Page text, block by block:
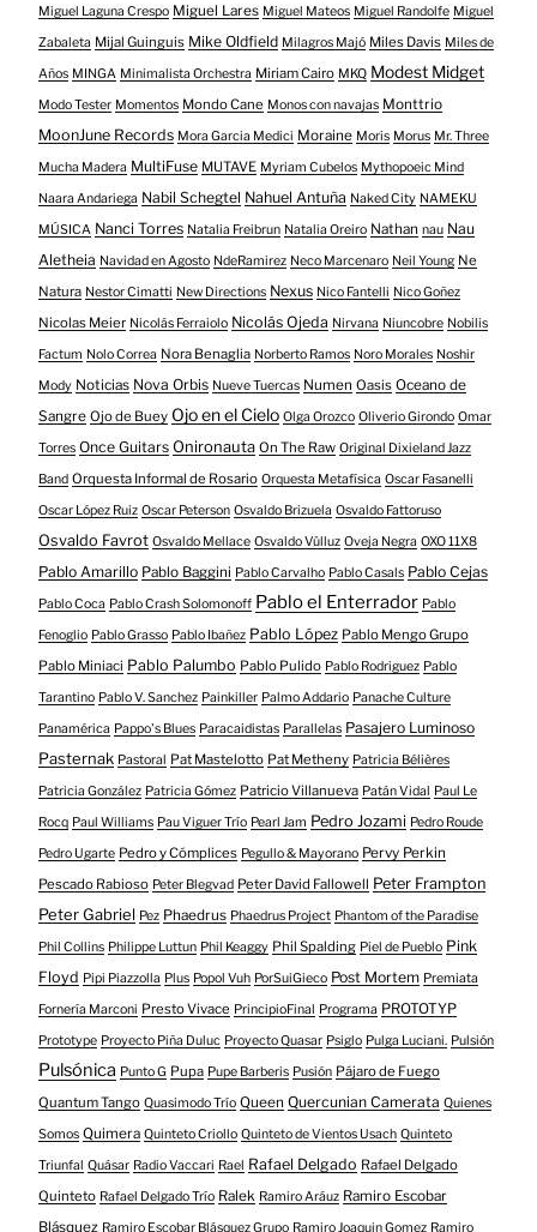
Miguel Laguna Crespo Miguel Lares Miguel Mateos Miguel Randolfe Miguel
Zabaleta Mijal Guinguis Mike Oldfield Milagros Majó Miles Davis Miles de
Años MINGA Minimalista Orchestra Miriam Cairo MKQ Modest Midget
Modo Tester Momentos Mondo Cane Monos con navajas Monttrio
MoonJune Records Mora Garcia Medici Moraine Moris Morus Mr. Three
Mucha Madera MultiFuse MUTAVE Myriam Cubelos Mythopoeic Mind
Naara Andariega Nabil Schegtel Nahuel Antuña Naked City NAMEKU
MÚSICA Nanci Torres Natalia Freibrun Natalia Oreiro Nathan nau Nau
Aletheia Navidad en Agosto NdeRamirez Neco Marcenaro Neil Young Ne
Natura Nestor Cimatti New Directions Nexus Nico Fantelli Nico Goñez
Nicolas Meier Nicolás Ferraiolo Nicolás Ojeda Nirvana Niuncobre Nobilis
Factum Nolo Correa Nora Benaglia Norberto Ramos Noro Morales Noshir
Mody Noticias Nova Orbis Nueve Tuercas Numen Oasis Oceano de
Sangre Ojo de Buey Ojo en el Cielo Olga Orozco Oliverio Girondo Omar
Torres Once Guitars Onironauta On The Raw Original Dixieland Jazz
Band Orquesta Informal de Rosario Orquesta Metafísica Oscar Fasanelli
Oscar López Ruiz Oscar Peterson Osvaldo Brizuela Osvaldo Fattoruso
Osvaldo Favrot Osvaldo Mellace Osvaldo Vülluz Oveja Negra OXO 11X8
Pablo Amarillo Pablo Baggini Pablo Carvalho Pablo Casals Pablo Cejas
Pablo Coca Pablo Crash Solomonoff Pablo el Enterrador Pablo
Fenoglio Pablo Grasso Pablo Ibañez Pablo López Pablo Mengo Grupo
Pablo Miniaci Pablo Palumbo Pablo Pulido Pablo Rodriguez Pablo
Tarantino Pablo V. Sanchez Painkiller Palmo Addario Panache Culture
Panamérica Pappo's Blues Paracaidistas Parallelas Pasajero Luminoso
Pasternak Pastoral Pat Mastelotto Pat Metheny Patricia Bélières
Patricia González Patricia Gómez Patricio Villanueva Patán Vidal Paul Le
Rocq Paul Williams Pau Viguer Trío Pearl Jam Pedro Jozami Pedro Roude
Pedro Ugarte Pedro y Cómplices Pegullo & Mayorano Pervy Perkin
Pescado Rabioso Peter Blegvad Peter David Fallowell Peter Frampton
Peter Gabriel Pez Phaedrus Phaedrus Project Phantom of the Paradise
Phil Collins Philippe Luttun Phil Keaggy Phil Spalding Piel de Pueblo Pink
Floyd Pipi Piazzolla Plus Popol Vuh PorSuiGieco Post Mortem Premiata
Fornería Marconi Presto Vivace PrincipioFinal Programa PROTOTYP
Prototype Proyecto Piña Duluc Proyecto Quasar Psiglo Pulga Luciani. Pulsión
Pulsónica Punto G Pupa Pupe Barberis Pusión Pájaro de Fuego
Quantum Tango Quasimodo Trío Queen Quercunian Camerata Quienes
Somos Quimera Quinteto Criollo Quinteto de Vientos Usach Quinteto
Triunfal Quásar Radio Vaccari Rael Rafael Delgado Rafael Delgado
Quinteto Rafael Delgado Trío Ralek Ramiro Aráuz Ramiro Escobar
Blásquez Ramiro Escobar Blásquez Grupo Ramiro Joaquin Gomez Ramiro